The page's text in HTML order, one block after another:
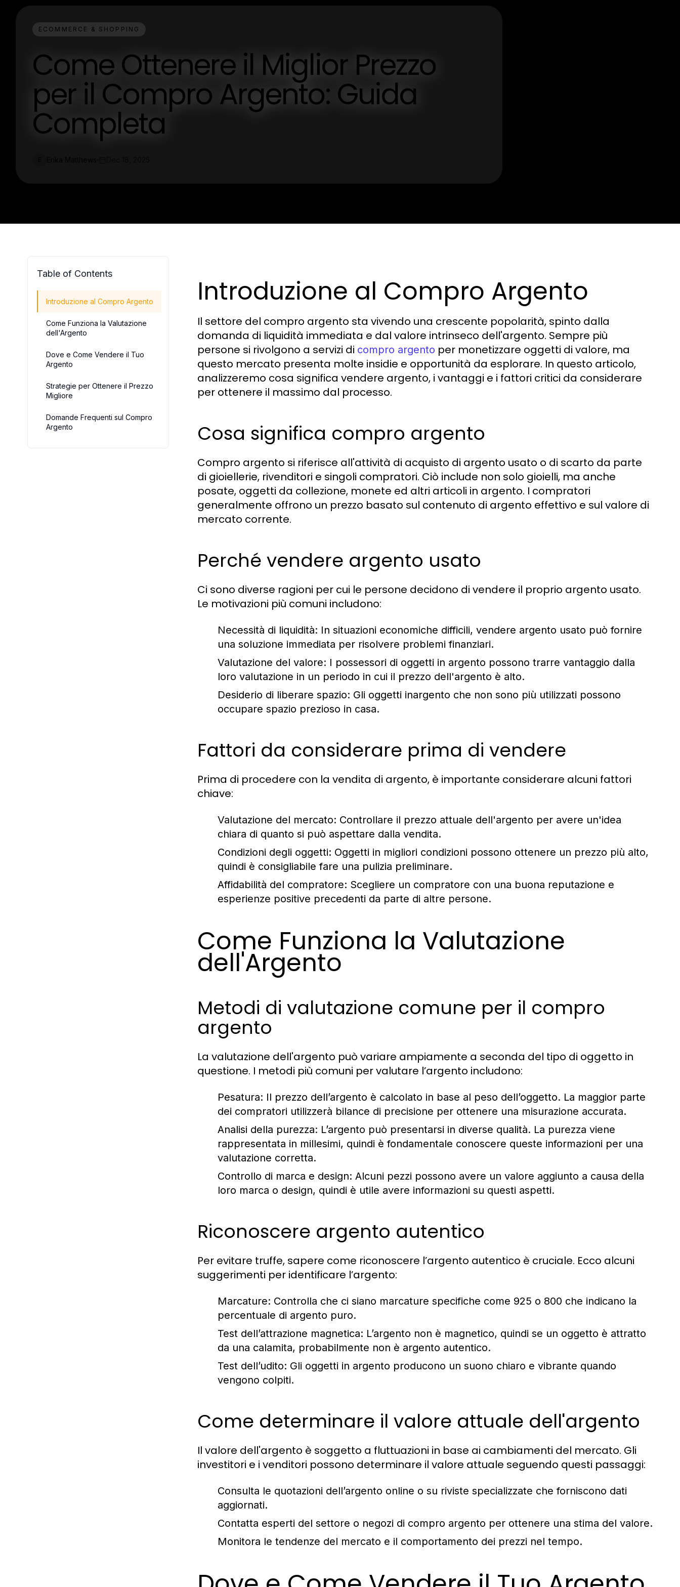
ECOMMERCE & SHOPPING
Come Ottenere il Miglior Prezzo
per il Compro Argento: Guida
Completa
Table of Contents
Introduzione al Compro Argento
Come Funziona la Valutazione
dell'Argento
Dove e Come Vendere il Tuo
Argento
Strategie per Ottenere il Prezzo
Migliore
Domande Frequenti sul Compro
Argento
Introduzione al Compro Argento
Il settore del compro argento sta vivendo una crescente popolarità, spinto dalla
domanda di liquidità immediata e dal valore intrinseco dell'argento. Sempre più
persone si rivolgono a servizi di compro argento per monetizzare oggetti di valore, ma
questo mercato presenta molte insidie e opportunità da esplorare. In questo articolo,
analizzeremo cosa significa vendere argento, i vantaggi e i fattori critici da considerare
per ottenere il massimo dal processo.
Cosa significa compro argento
Compro argento si riferisce all'attività di acquisto di argento usato o di scarto da parte
di gioiellerie, rivenditori e singoli compratori. Ciò include non solo gioielli, ma anche
posate, oggetti da collezione, monete ed altri articoli in argento. I compratori
generalmente offrono un prezzo basato sul contenuto di argento effettivo e sul valore di
mercato corrente.
Perché vendere argento usato
Ci sono diverse ragioni per cui le persone decidono di vendere il proprio argento usato.
Le motivazioni più comuni includono:
Necessità di liquidità: In situazioni economiche difficili, vendere argento usato può fornire
una soluzione immediata per risolvere problemi finanziari.
Valutazione del valore: I possessori di oggetti in argento possono trarre vantaggio dalla
loro valutazione in un periodo in cui il prezzo dell'argento è alto.
Desiderio di liberare spazio: Gli oggetti inargento che non sono più utilizzati possono
occupare spazio prezioso in casa.
Fattori da considerare prima di vendere
Prima di procedere con la vendita di argento, è importante considerare alcuni fattori
chiave:
Valutazione del mercato: Controllare il prezzo attuale dell'argento per avere un'idea
chiara di quanto si può aspettare dalla vendita.
Condizioni degli oggetti: Oggetti in migliori condizioni possono ottenere un prezzo più alto,
quindi è consigliabile fare una pulizia preliminare.
Affidabilità del compratore: Scegliere un compratore con una buona reputazione e
esperienze positive precedenti da parte di altre persone.
Come Funziona la Valutazione
dell'Argento
Metodi di valutazione comune per il compro
argento
La valutazione dell'argento può variare ampiamente a seconda del tipo di oggetto in
questione. I metodi più comuni per valutare l’argento includono:
Pesatura: Il prezzo dell’argento è calcolato in base al peso dell’oggetto. La maggior parte
dei compratori utilizzerà bilance di precisione per ottenere una misurazione accurata.
Analisi della purezza: L’argento può presentarsi in diverse qualità. La purezza viene
rappresentata in millesimi, quindi è fondamentale conoscere queste informazioni per una
valutazione corretta.
Controllo di marca e design: Alcuni pezzi possono avere un valore aggiunto a causa della
loro marca o design, quindi è utile avere informazioni su questi aspetti.
Riconoscere argento autentico
Per evitare truffe, sapere come riconoscere l’argento autentico è cruciale. Ecco alcuni
suggerimenti per identificare l’argento:
Marcature: Controlla che ci siano marcature specifiche come 925 o 800 che indicano la
percentuale di argento puro.
Test dell’attrazione magnetica: L’argento non è magnetico, quindi se un oggetto è attratto
da una calamita, probabilmente non è argento autentico.
Test dell’udito: Gli oggetti in argento producono un suono chiaro e vibrante quando
vengono colpiti.
Come determinare il valore attuale dell'argento
Il valore dell'argento è soggetto a fluttuazioni in base ai cambiamenti del mercato. Gli
investitori e i venditori possono determinare il valore attuale seguendo questi passaggi:
Consulta le quotazioni dell’argento online o su riviste specializzate che forniscono dati
aggiornati.
Contatta esperti del settore o negozi di compro argento per ottenere una stima del valore.
Monitora le tendenze del mercato e il comportamento dei prezzi nel tempo.